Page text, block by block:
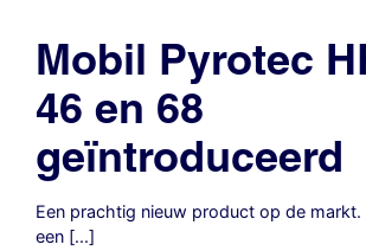
Mobil Pyrotec
46 en 68
geïntroduceerd
Een prachtig nieuw product op de
een [...]